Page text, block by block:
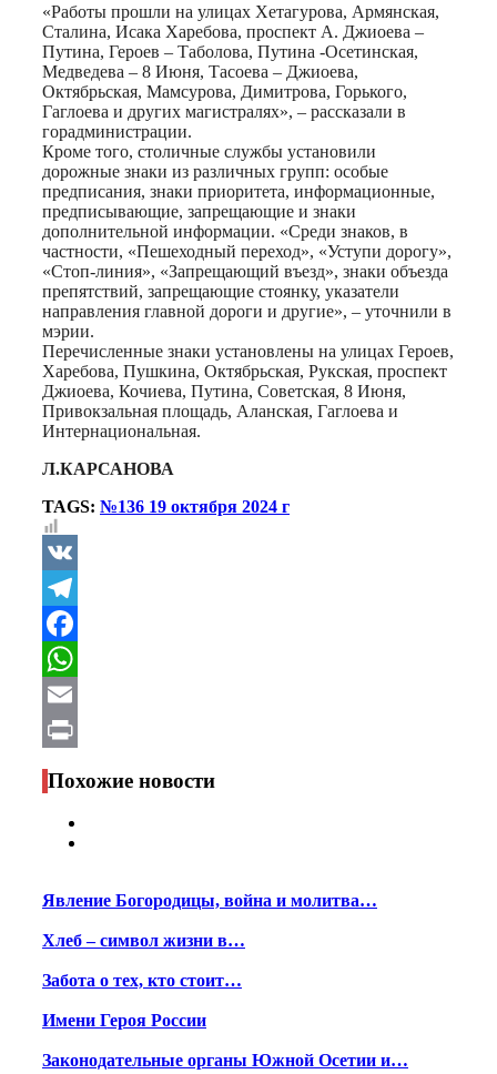
«Работы прошли на улицах Хетагурова, Армянская,
Сталина, Исака Харебова, проспект А. Джиоева –
Путина, Героев – Таболова, Путина -Осетинская,
Медведева – 8 Июня, Тасоева – Джиоева,
Октябрьская, Мамсурова, Димитрова, Горького,
Гаглоева и других магистралях», – рассказали в
горадминистрации.
Кроме того, столичные службы установили
дорожные знаки из различных групп: особые
предписания, знаки приоритета, информационные,
предписывающие, запрещающие и знаки
дополнительной информации. «Среди знаков, в
частности, «Пешеходный переход», «Уступи дорогу»,
«Стоп-линия», «Запрещающий въезд», знаки объезда
препятствий, запрещающие стоянку, указатели
направления главной дороги и другие», – уточнили в
мэрии.
Перечисленные знаки установлены на улицах Героев,
Харебова, Пушкина, Октябрьская, Рукская, проспект
Джиоева, Кочиева, Путина, Советская, 8 Июня,
Привокзальная площадь, Аланская, Гаглоева и
Интернациональная.
Л.КАРСАНОВА
TAGS: №136 19 октября 2024 г
VK
Telegram
Facebook
WhatsApp
Email
Print
Похожие новости
Явление Богородицы, война и молитва…
Хлеб – символ жизни в…
Забота о тех, кто стоит…
Имени Героя России
Законодательные органы Южной Осетии и…